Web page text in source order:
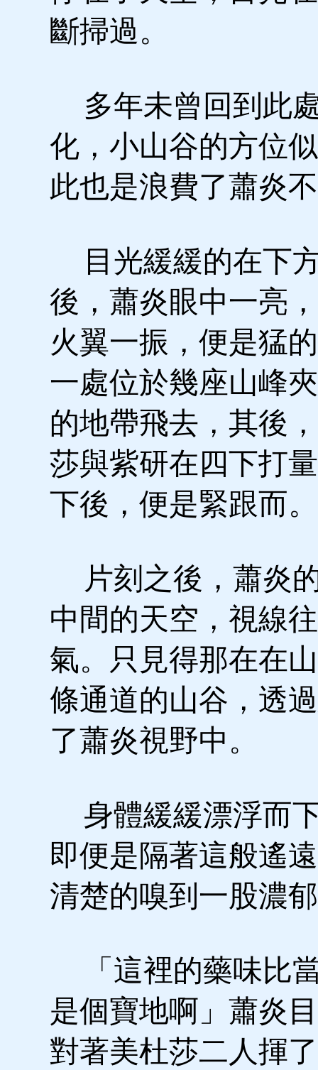
斷掃過。
多年未曾回到此
化，小山谷的方位
此也是浪費了蕭炎
目光緩緩的在下
後，蕭炎眼中一亮
火翼一振，便是猛
一處位於幾座山峰
的地帶飛去，其後
莎與紫研在四下打
下後，便是緊跟而。
片刻之後，蕭炎
中間的天空，視線
氣。只見得那在在
條通道的山谷，透
了蕭炎視野中。
身體緩緩漂浮而
即便是隔著這般遙
清楚的嗅到一股濃
「這裡的藥味比
是個寶地啊」蕭炎
對著美杜莎二人揮